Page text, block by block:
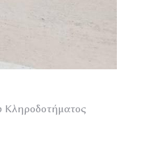
Κληροδοτήματος